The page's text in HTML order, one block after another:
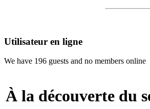
Utilisateur en ligne
We have 196 guests and no members online
À la découverte du